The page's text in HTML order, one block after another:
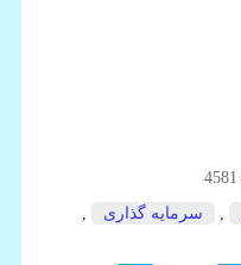
4581
سرمایه گذاری